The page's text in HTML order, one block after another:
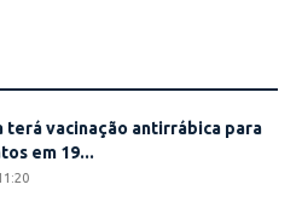
terá vacinação antirrábica para
em 19...